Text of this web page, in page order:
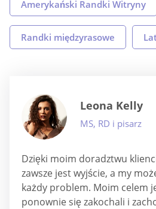
Amerykański Randki Witryny
Randki międzyrasowe
Leona Kelly
MS, RD i pisarz
Dzięki moim doradztwu
zawsze jest wyjście, a my
każdy problem. Moim celem
ponownie się zakochali i